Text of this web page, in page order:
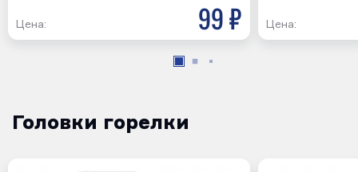
Цена: 99 р Цена:
Головки горелки